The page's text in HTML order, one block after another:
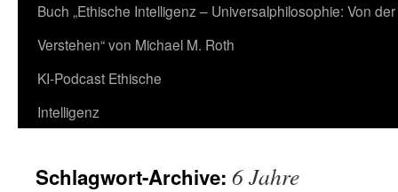
springen
Buch „Ethische Intelligenz – Universalphilosophie: Von
Verstehen“ von Michael M. Roth
KI-Podcast Ethische
Intelligenz
Schlagwort-Archive: 6 Jahre